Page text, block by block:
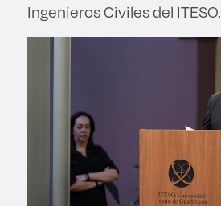
Ingenieros Civiles del ITESO.